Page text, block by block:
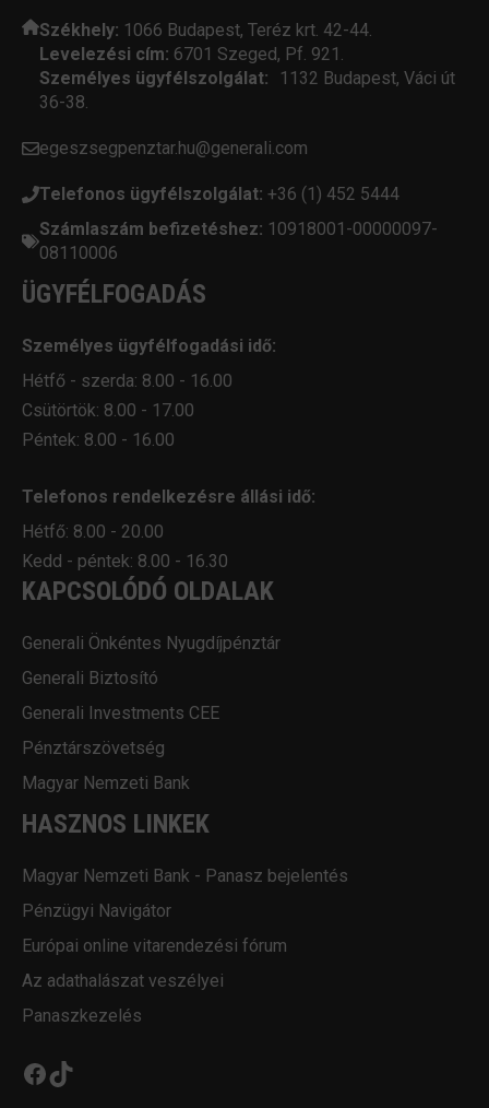
Székhely: 1066 Budapest, Teréz krt. 42-44.
Levelezési cím: 6701 Szeged, Pf. 921.
Személyes ügyfélszolgálat: 1132 Budapest, Váci út
36-38.
egeszsegpenztar.hu@generali.com
Telefonos ügyfélszolgálat: +36 (1) 452 5444
Számlaszám befizetéshez: 10918001-00000097-
08110006
ÜGYFÉLFOGADÁS
Személyes ügyfélfogadási idő:
Hétfő - szerda: 8.00 - 16.00
Csütörtök: 8.00 - 17.00
Péntek: 8.00 - 16.00
Telefonos rendelkezésre állási idő:
Hétfő: 8.00 - 20.00
Kedd - péntek: 8.00 - 16.30
KAPCSOLÓDÓ OLDALAK
Generali Önkéntes Nyugdíjpénztár
Generali Biztosító
Generali Investments CEE
Pénztárszövetség
Magyar Nemzeti Bank
HASZNOS LINKEK
Magyar Nemzeti Bank - Panasz bejelentés
Pénzügyi Navigátor
Európai online vitarendezési fórum
Az adathalászat veszélyei
Panaszkezelés
Facebook
TikTok